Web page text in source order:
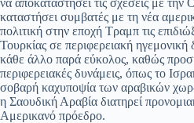
καταστήσει συμβατές με τη νέα
πολιτική στην εποχή Τραμπ τις
Τουρκίας σε περιφερειακή
κάθε άλλο παρά εύκολος, καθώς
περιφερειακές δυνάμεις, όπως το
σοβαρή καχυποψία των αραβικών
η Σαουδική Αραβία διατηρεί
Αμερικανό πρόεδρο.